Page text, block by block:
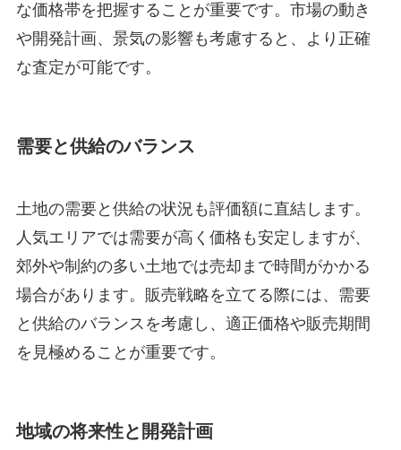
な価格帯を把握することが重要です。市場の動き
や開発計画、景気の影響も考慮すると、より正確
な査定が可能です。
需要と供給のバランス
土地の需要と供給の状況も評価額に直結します。
人気エリアでは需要が高く価格も安定しますが、
郊外や制約の多い土地では売却まで時間がかかる
場合があります。販売戦略を立てる際には、需要
と供給のバランスを考慮し、適正価格や販売期間
を見極めることが重要です。
地域の将来性と開発計画